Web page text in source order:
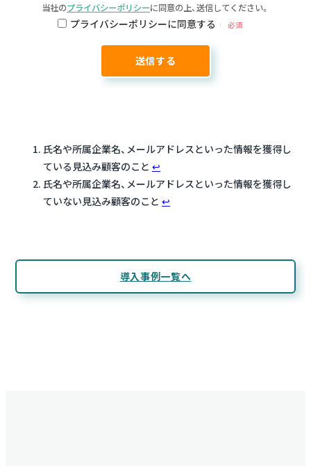
当社のプライバシーポリシーに同意の上、送信してください。
プライバシーポリシーに同意する 必須
氏名や所属企業名、メールアドレスといった情報を獲得し
ている見込み顧客のこと ↩︎
氏名や所属企業名、メールアドレスといった情報を獲得し
ていない見込み顧客のこと ↩︎
導入事例一覧へ